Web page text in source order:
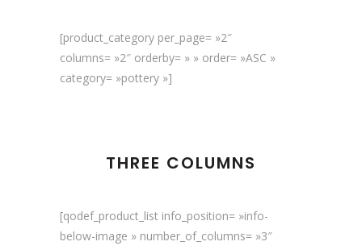
[product_category per_page= »2″
columns= »2″ orderby= » » order= »ASC »
category= »pottery »]
THREE COLUMNS
[qodef_product_list info_position= »info-
below-image » number_of_columns= »3″